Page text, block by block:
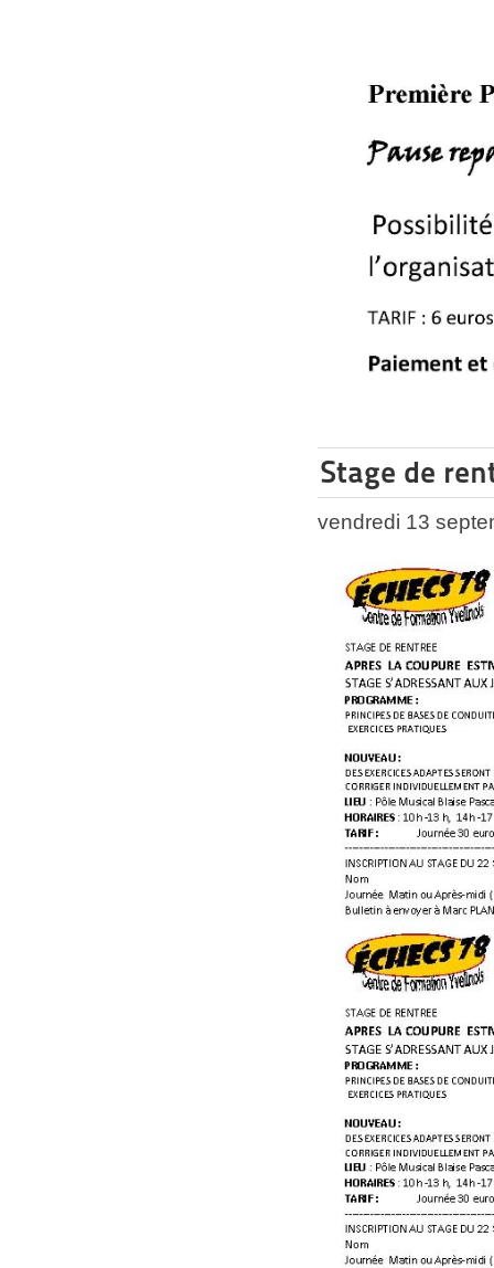
Stage de
vendredi 13